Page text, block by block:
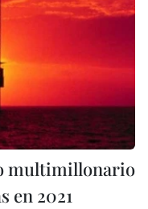
multimillonario
en 2021